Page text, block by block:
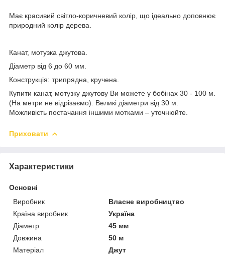
Має красивий світло-коричневий колір, що ідеально доповнює
природний колір дерева.
Канат, мотузка джутова.
Діаметр від 6 до 60 мм.
Конструкція: трипрядна, кручена.
Купити канат, мотузку джутову Ви можете у бобінах 30 - 100 м.
(На метри не відрізаємо). Великі діаметри від 30 м.
Можливість постачання іншими мотками – уточнюйте.
Приховати
Характеристики
Основні
Виробник
Власне виробництво
Країна виробник
Україна
Діаметр
45 мм
Довжина
50 м
Матеріал
Джут